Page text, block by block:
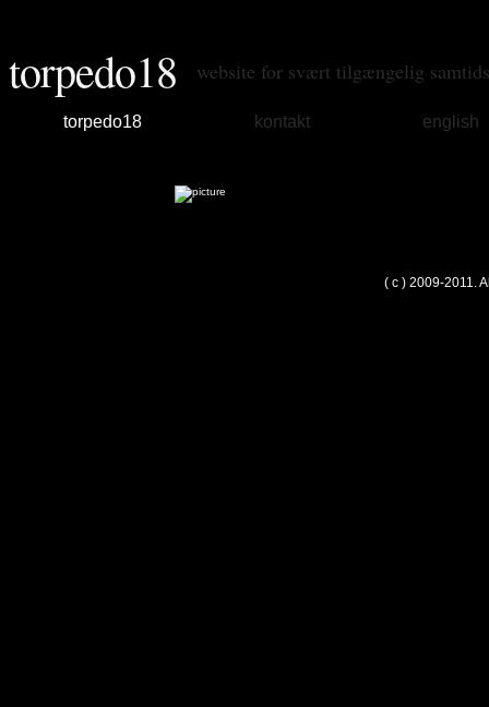
torpedo18 website for svært tilgængelig
torpedo18 kontakt english
( c ) 2009-2011.